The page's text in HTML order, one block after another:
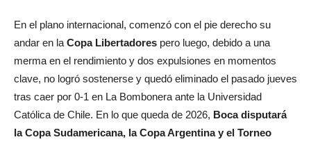
En el plano internacional, comenzó con el pie derecho su
andar en la Copa Libertadores pero luego, debido a una
merma en el rendimiento y dos expulsiones en momentos
clave, no logró sostenerse y quedó eliminado el pasado jueves
tras caer por 0-1 en La Bombonera ante la Universidad
Católica de Chile. En lo que queda de 2026, Boca disputará
la Copa Sudamericana, la Copa Argentina y el Torneo